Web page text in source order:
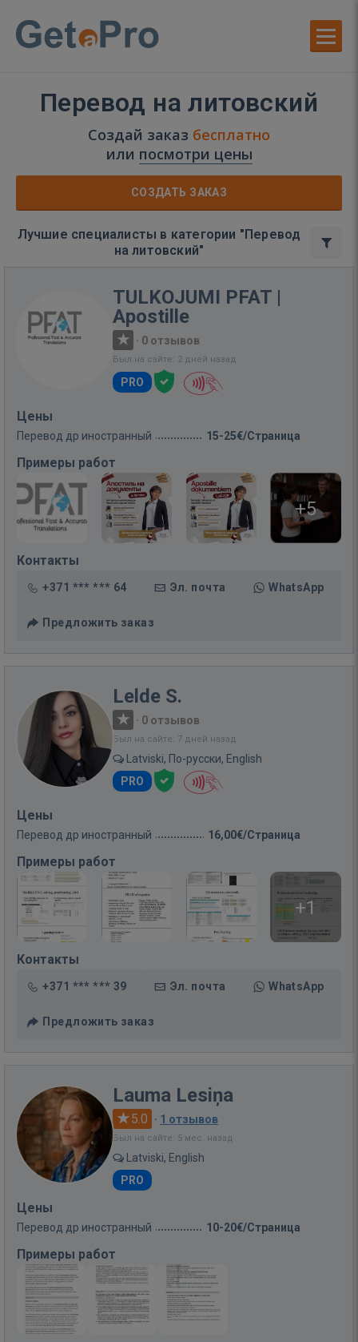
Перевод на литовский
Создай заказ бесплатно
или посмотри цены
СОЗДАТЬ ЗАКАЗ
Лучшие специалисты в категории "Перевод
на литовский"
TULKOJUMI PFAT |
Apostille
· 0 отзывов
Был на сайте: 2 дней назад
PRO
Цены
Перевод др иностранный 15-25€/Страница
Примеры работ
+5
Контакты
+371 *** *** 64 Эл. почта WhatsApp
Предложить заказ
Lelde S.
· 0 отзывов
Был на сайте: 7 дней назад
Latviski, По-русски, English
PRO
Цены
Перевод др иностранный 16,00€/Страница
Примеры работ
+1
Контакты
+371 *** *** 39 Эл. почта WhatsApp
Предложить заказ
Lauma Lesiņa
5.0 · 1 отзывов
Был на сайте: 5 мес. назад
Latviski, English
PRO
Цены
Перевод др иностранный 10-20€/Страница
Примеры работ